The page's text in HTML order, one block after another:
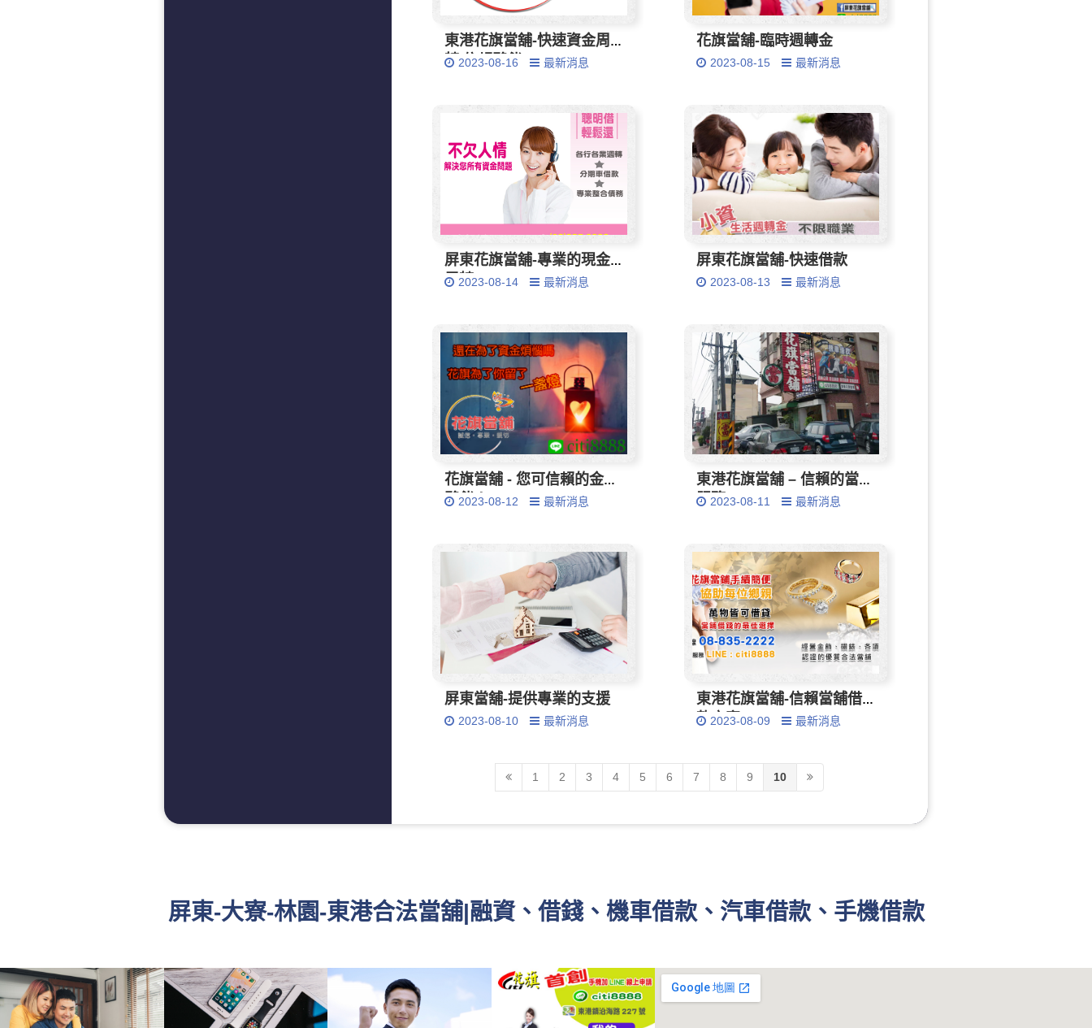
東港花旗當舖-快速資金周
轉.信賴夥伴
2023-08-16 最新消息
花旗當舖-臨時週轉金
2023-08-15 最新消息
屏東花旗當舖-專業的現金
周轉2023-08-14 最新消息
屏東花旗當舖-快速借款
2023-08-13 最新消息
花旗當舖 - 您可信賴的金融
夥伴！
2023-08-12 最新消息
東港花旗當舖 – 信賴的當舖
服務2023-08-11 最新消息
屏東當舖-提供專業的支援
2023-08-10 最新消息
東港花旗當舖-信賴當舖借
款方案
2023-08-09 最新消息
1 2 3 4 5 6 7 8 9 10
屏東-大寮-林園-東港合法當舖|融資、借錢、機車借款、汽車借款、手機借款